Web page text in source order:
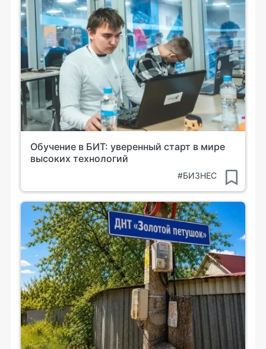
Обучение в БИТ: уверенный старт в мире
высоких технологий
#БИЗНЕС